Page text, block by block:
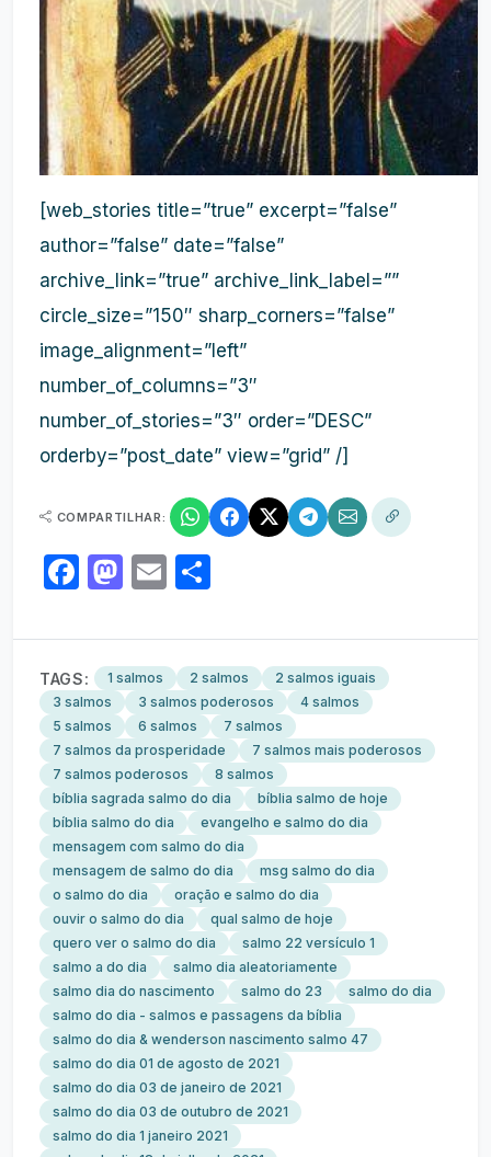
[web_stories title=”true” excerpt=”false”
author=”false” date=”false”
archive_link=”true” archive_link_label=””
circle_size=”150″ sharp_corners=”false”
image_alignment=”left”
number_of_columns=”3″
number_of_stories=”3″ order=”DESC”
orderby=”post_date” view=”grid” /]
COMPARTILHAR:
Facebook
Mastodon
Email
TAGS: 1 salmos 2 salmos
2 salmos iguais
3 salmos
3 salmos poderosos
4 salmos
5 salmos
6 salmos
7 salmos
7 salmos da prosperidade
7 salmos mais poderosos
7 salmos poderosos
8 salmos
bíblia sagrada salmo do dia
bíblia salmo de hoje
bíblia salmo do dia
evangelho e salmo do dia
mensagem com salmo do dia
mensagem de salmo do dia
msg salmo do dia
o salmo do dia
oração e salmo do dia
ouvir o salmo do dia
qual salmo de hoje
quero ver o salmo do dia
salmo 22 versículo 1
salmo a do dia
salmo dia aleatoriamente
salmo dia do nascimento
salmo do 23
salmo do dia
salmo do dia - salmos e passagens da bíblia
salmo do dia & wenderson nascimento salmo 47
salmo do dia 01 de agosto de 2021
salmo do dia 03 de janeiro de 2021
salmo do dia 03 de outubro de 2021
salmo do dia 1 janeiro 2021